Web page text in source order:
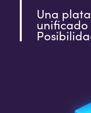
Company
Let’s Talk
Una
unificado